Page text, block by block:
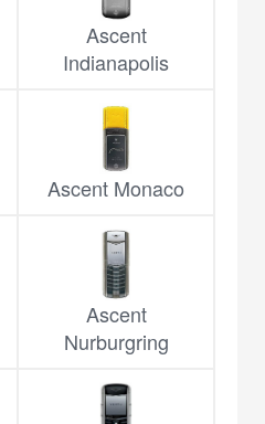
Ascent
Indianapolis
Ascent Monaco
Ascent
Nurburgring